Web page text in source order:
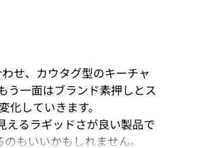
せ、カウタグ型のキーチャ
う一面はブランド素押しとス
していきます。
えるラギッドさが良い製品で
もいいかもしれません。